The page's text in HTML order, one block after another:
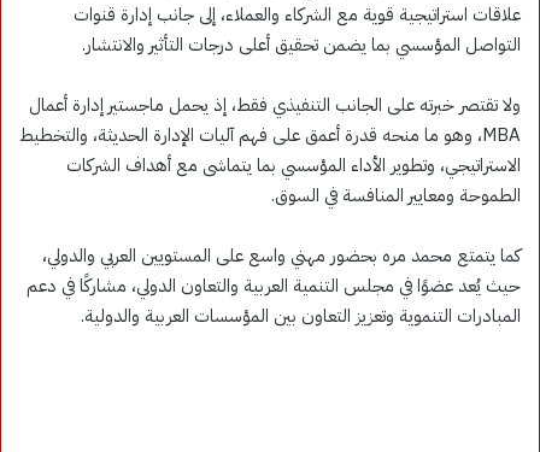
علاقات استراتيجية قوية مع الشركاء والعملاء، إلى جانب إدارة قنوات
التواصل المؤسسي بما يضمن تحقيق أعلى درجات التأثير والانتشار.
ولا تقتصر خبرته على الجانب التنفيذي فقط، إذ يحمل ماجستير إدارة أعمال
MBA، وهو ما منحه قدرة أعمق على فهم آليات الإدارة الحديثة، والتخطيط
الاستراتيجي، وتطوير الأداء المؤسسي بما يتماشى مع أهداف الشركات
الطموحة ومعايير المنافسة في السوق.
كما يتمتع محمد مره بحضور مهني واسع على المستويين العربي والدولي،
حيث يُعد عضوًا في مجلس التنمية العربية والتعاون الدولي، مشاركًا في دعم
المبادرات التنموية وتعزيز التعاون بين المؤسسات العربية والدولية.